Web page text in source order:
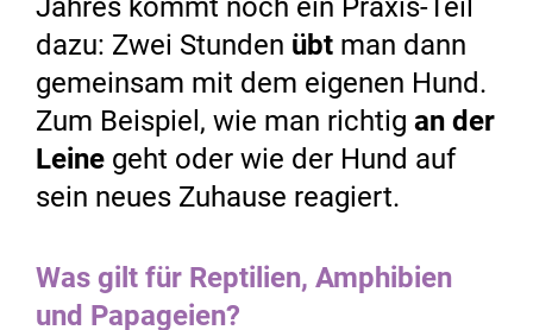
Jahres kommt noch ein Praxis-Teil
dazu: Zwei Stunden übt man dann
gemeinsam mit dem eigenen Hund.
Zum Beispiel, wie man richtig an der
Leine geht oder wie der Hund auf
sein neues Zuhause reagiert.
Was gilt für Reptilien, Amphibien
und Papageien?